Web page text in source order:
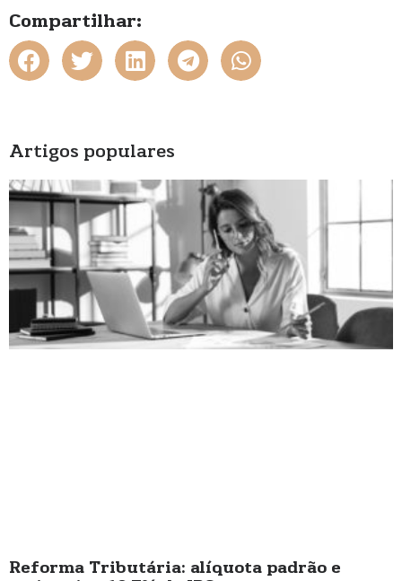
Compartilhar:
Artigos populares
Reforma Tributária: alíquota padrão e